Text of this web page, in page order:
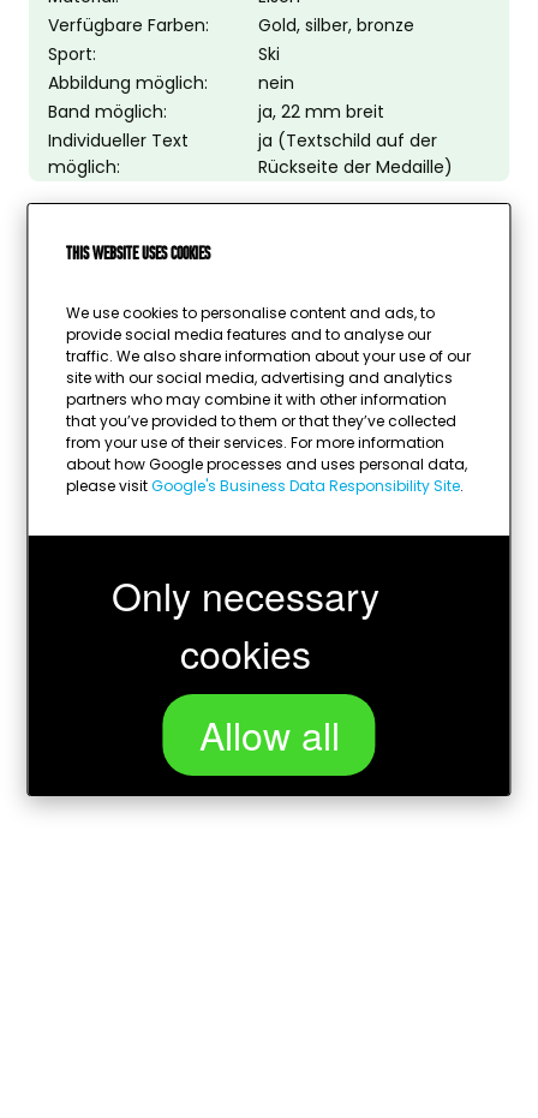
This website uses cookies
We use cookies to personalise content and ads, to
provide social media features and to analyse our
traffic. We also share information about your use of our
site with our social media, advertising and analytics
partners who may combine it with other information
that you’ve provided to them or that they’ve collected
from your use of their services. For more information
about how Google processes and uses personal data,
please visitGoogle's Business Data Responsibility Site.
Only necessary
cookies
Allow all
Verfügbare Farben:
Gold, silber, bronze
Sport:
Ski
Abbildung möglich:
nein
Band möglich:
ja, 22 mm breit
Individueller Text
möglich:
ja (Textschild auf der
Rückseite der Medaille)
Wird geladen …